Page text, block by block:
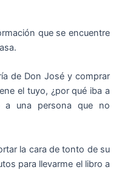
que se encuentre
de Don José y comprar
el tuyo, ¿por qué iba a
a una persona que no
la cara de tonto de su
para llevarme el libro a